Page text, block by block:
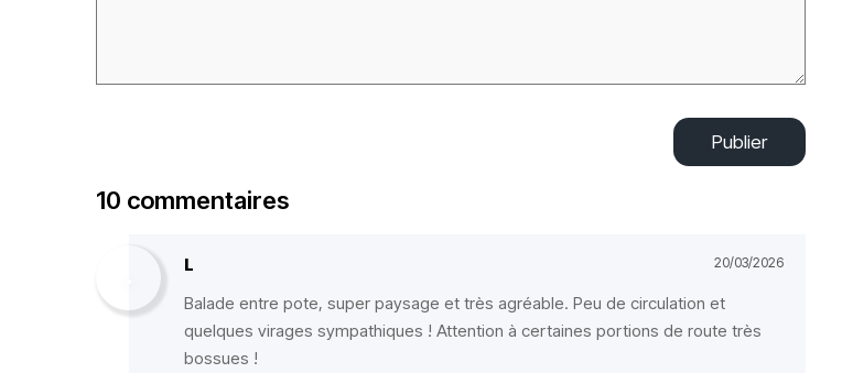
Publier
10 commentaires
L 20/03/2026
Balade entre pote, super paysage et très agréable. Peu de circulation et
quelques virages sympathiques ! Attention à certaines portions de route très
bossues !